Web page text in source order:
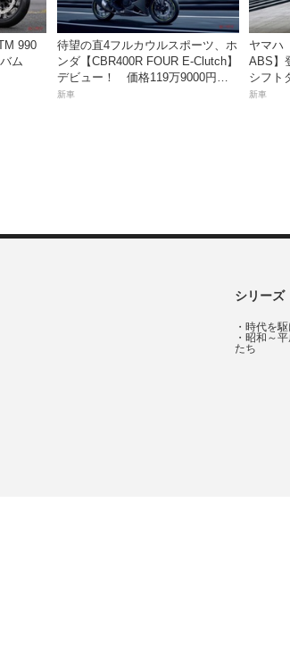
990
バム
待望の直4フルカウルスポーツ、ホ
ンダ【CBR400R FOUR E-Clutch】
デビュー！ 価格119万9000円で9
月18日発売。
新車
ヤマハ
ABS】
シフト
スポー
価格
新車
シリーズ
・ 時代を
・ 昭和～
たち